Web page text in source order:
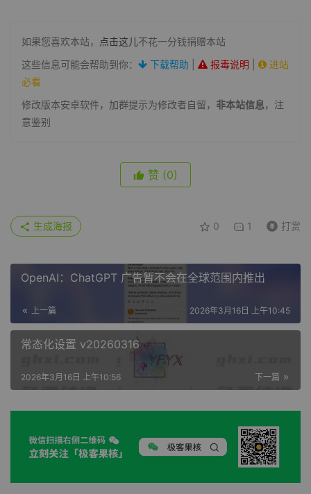
如果您喜欢本站， 点击这儿不花一分钱捐赠本站
这些信息可能会帮助到你：
下载帮助 报毒说明
进站
必看
修改版本安卓软件，加群提示为修改者自留， 非本站信息，注
意鉴别
赞 (0)
0 1 打赏
生成海报
OpenAI：ChatGPT 广告暂不会在全球范围内推出
上一篇 2026年3月16日 上午10:45
常态化设置 v20260316
下一篇
2026年3月16日 上午10:56